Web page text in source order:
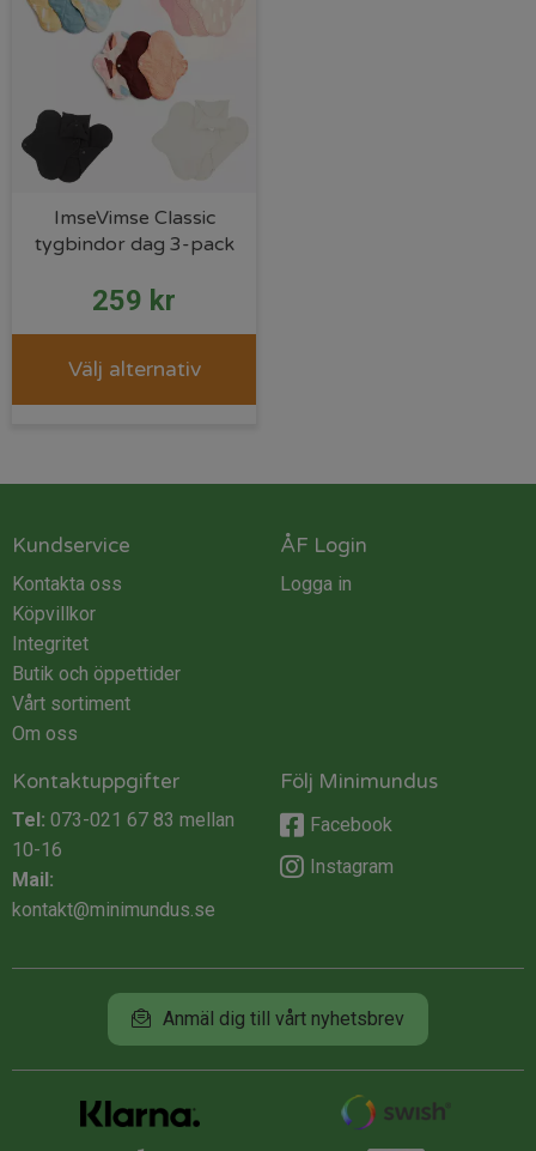
ImseVimse Classic
tygbindor dag 3-pack
259 kr
Välj alternativ
Kundservice
Kontakta oss
Köpvillkor
Integritet
Butik och öppettider
Vårt sortiment
Om oss
ÅF Login
Logga in
Kontaktuppgifter
Tel: 073-021 67 83 mellan
10-16
Mail:
kontakt@minimundus.se
Följ Minimundus
Facebook
Instagram
Anmäl dig till vårt nyhetsbrev